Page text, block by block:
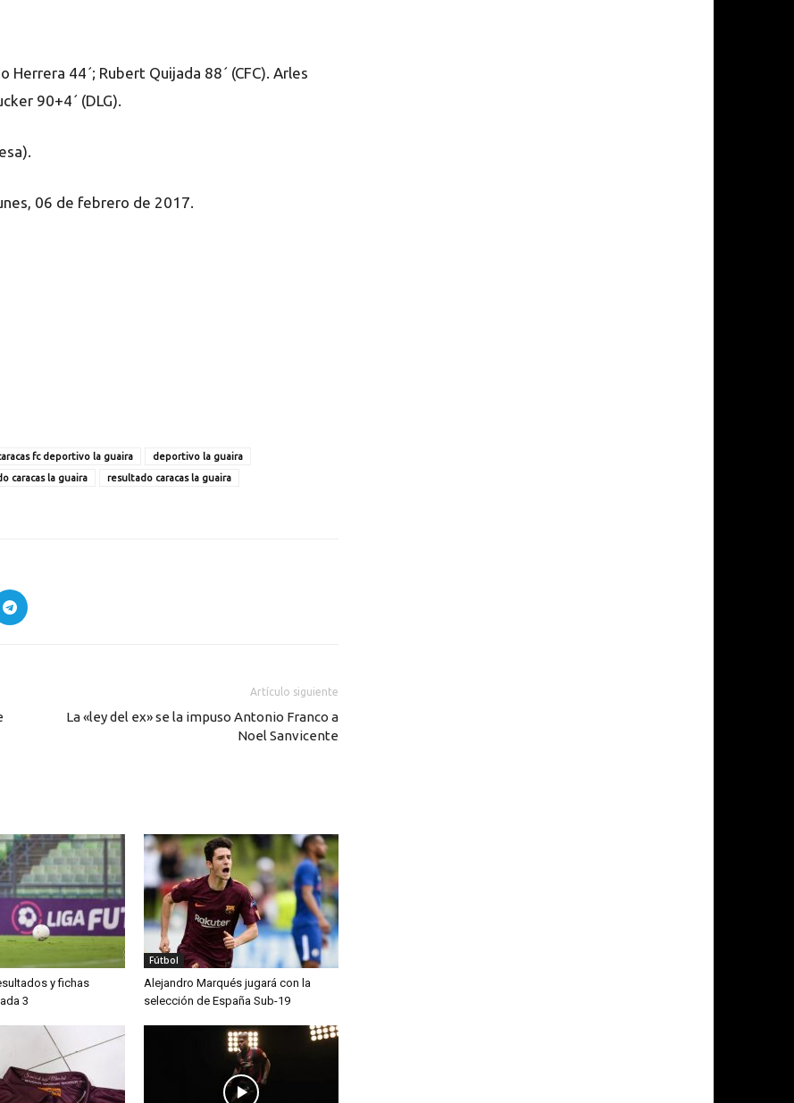
Herrera 44´; Rubert Quijada 88´ (CFC). Arles
90+4´ (DLG).
06 de febrero de 2017.
fc deportivo la guaira
deportivo la guaira
caracas la guaira
resultado caracas la guaira
Artículo siguiente
La «ley del ex» se la impuso Antonio Franco a
Noel Sanvicente
y fichas
3
Fútbol
Alejandro Marqués jugará con la
selección de España Sub-19